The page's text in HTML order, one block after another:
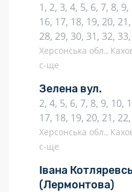
1, 2, 3, 4, 5, 6, 7, 8,
16, 17, 18, 19, 20,
28, 29, 30, 31, 32,
Херсонська обл.,
с-ще
Зелена вул.
2, 4, 5, 6, 7, 8, 9, 10,
17, 18, 19, 20, 21,
Херсонська обл.,
с-ще
Івана
(Лермонтова)